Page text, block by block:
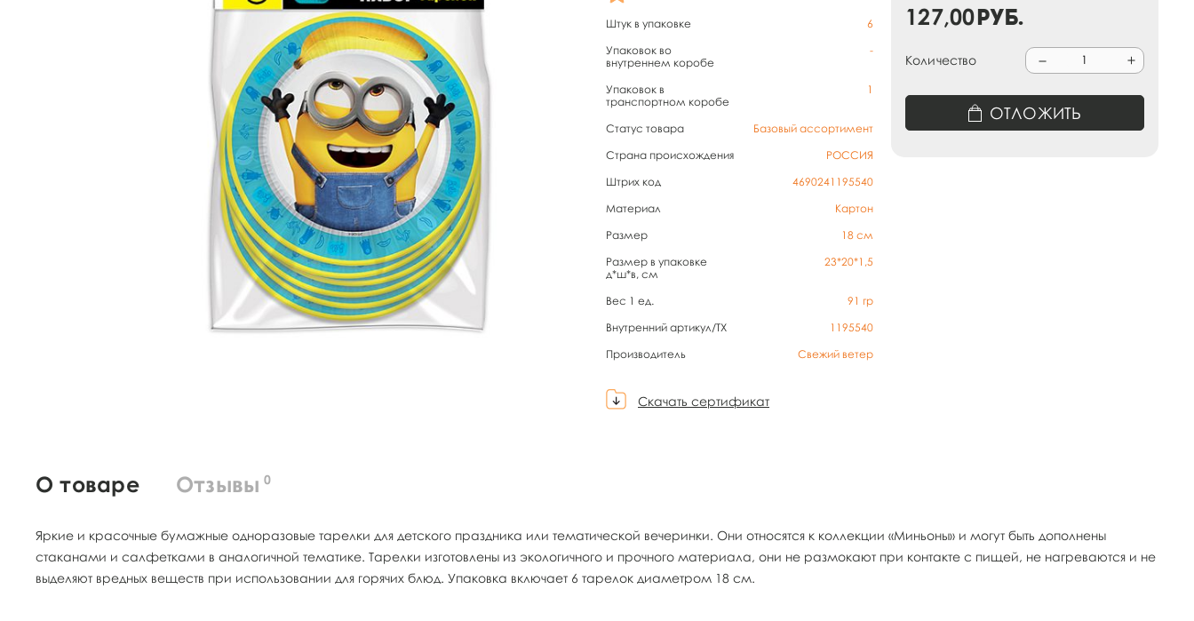
Штук в упаковке
6
Упаковок во
внутреннем коробе
-
Упаковок в
транспортном коробе
1
Статус товара
Базовый ассортимент
Страна происхождения
РОССИЯ
Штрих код
4690241195540
Материал
Картон
Размер
18 см
Размер в упаковке
д*ш*в, см
23*20*1,5
Вес 1 ед. 91 гр
Внутренний артикул/TX
1195540
Производитель
Свежий ветер
Скачать сертификат
127,00руб.
Количество
ОТЛОЖИТЬ
О товаре Отзывы 0
Яркие и красочные бумажные одноразовые тарелки для детского праздника или тематической вечеринки. Они относятся к коллекции «Миньоны» и могут быть дополнены
стаканами и салфетками в аналогичной тематике. Тарелки изготовлены из экологичного и прочного материала, они не размокают при контакте с пищей, не нагреваются и не
выделяют вредных веществ при использовании для горячих блюд. Упаковка включает 6 тарелок диаметром 18 см.